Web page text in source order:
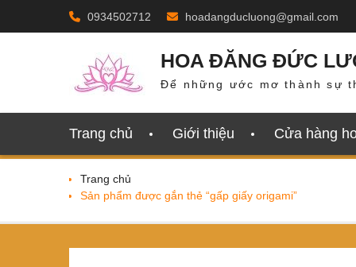
0934502712 hoadangducluong@gmail.com
HOA ĐĂNG ĐỨC
Để những ước mơ thành sự
Trang chủ Giới thiệu Cửa hàng
Trang chủ
Sản phẩm được gắn thẻ “gấp giấy origami”